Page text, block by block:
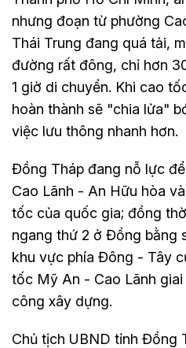
nhưng đoạn từ phường
Thái Trung đang quá tải,
đường rất đông, chỉ hơn
1 giờ di chuyển. Khi cao
hoàn thành sẽ "chia lửa"
việc lưu thông nhanh hơn.
Đồng Tháp đang nỗ lực
Cao Lãnh - An Hữu hòa
tốc của quốc gia; đồng
ngang thứ 2 ở Đồng bằng
khu vực phía Đông - Tây
tốc Mỹ An - Cao Lãnh
công xây dựng.
Chủ tịch UBND tỉnh Đồng